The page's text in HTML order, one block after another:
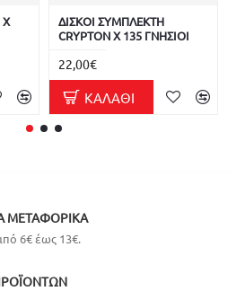
ΔΙΣΚΟΙ ΣΥΜΠΛΕΚΤΗ
CRYPTON X 135 ΓΝΗΣΙΟΙ
22,00€
ΚΑΛΆΘΙ
ΜΕΤΑΦΟΡΙΚΆ
6€ έως 13€.